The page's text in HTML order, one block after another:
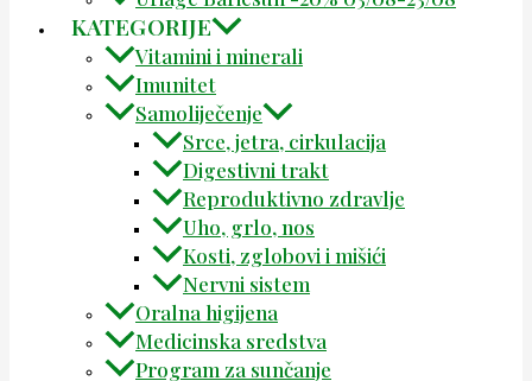
KATEGORIJE
Vitamini i minerali
Imunitet
Samoliječenje
Srce, jetra, cirkulacija
Digestivni trakt
Reproduktivno zdravlje
Uho, grlo, nos
Kosti, zglobovi i mišići
Nervni sistem
Oralna higijena
Medicinska sredstva
Program za sunčanje